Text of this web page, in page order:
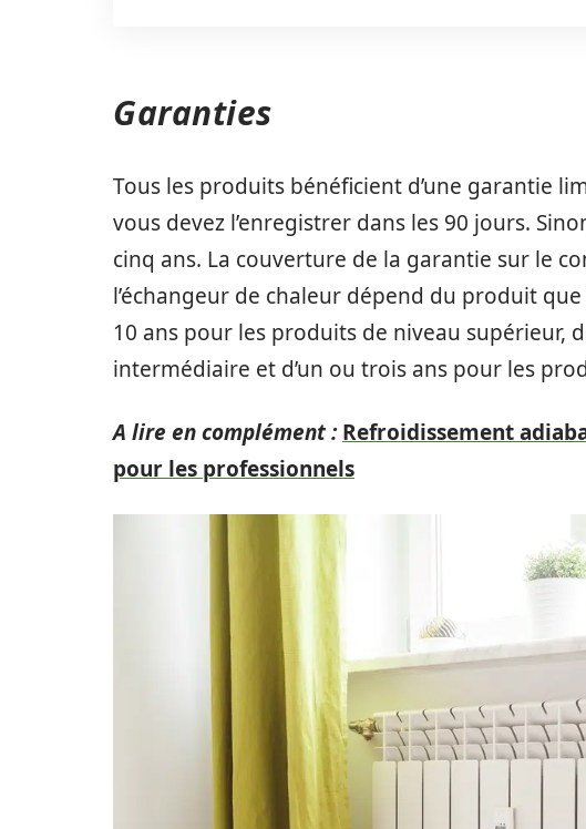
Garanties
Tous les produits bénéficient d’une garantie
vous devez l’enregistrer dans les 90 jours.
cinq ans. La couverture de la garantie sur le
l’échangeur de chaleur dépend du produit
10 ans pour les produits de niveau supérieur,
intermédiaire et d’un ou trois ans pour les
A lire en complément : Refroidissement
pour les professionnels